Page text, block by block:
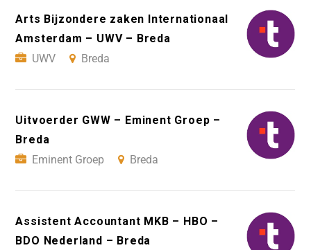
Arts Bijzondere zaken Internationaal
Amsterdam – UWV – Breda
UWV
Breda
Uitvoerder GWW – Eminent Groep –
Breda
Eminent Groep
Breda
Assistent Accountant MKB – HBO –
BDO Nederland – Breda